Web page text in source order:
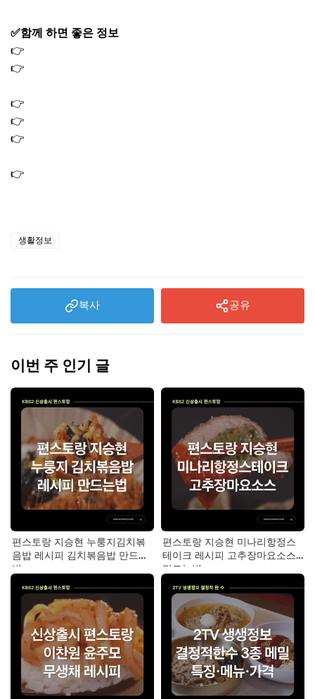
✅함께 하면 좋은 정보
👉
👉
👉
👉
👉
👉
생활정보
복사 공유
이번 주 인기 글
편스토랑 지승현 누룽지김치볶
음밥 레시피 김치볶음밥 만드는
법
편스토랑 지승현 미나리항정스
테이크 레시피 고추장마요소스
만드는법